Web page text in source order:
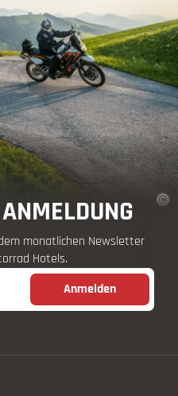
monatlichen Newsletter
Hotels.
Anmelden